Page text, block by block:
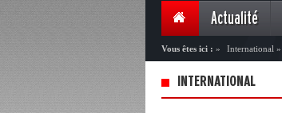
Actualité
Vous êtes ici : » International »
INTERNATIONAL